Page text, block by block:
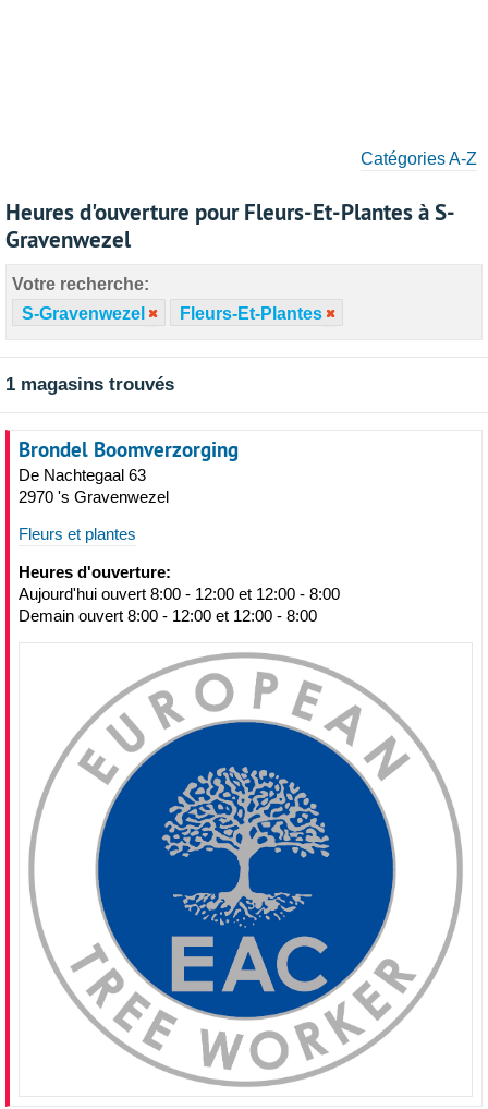
Catégories A-Z
Heures d'ouverture pour Fleurs-Et-Plantes à S-
Gravenwezel
Votre recherche:
S-Gravenwezel
Fleurs-Et-Plantes
1 magasins trouvés
Brondel Boomverzorging
De Nachtegaal 63
2970 's Gravenwezel
Fleurs et plantes
Heures d'ouverture:
Aujourd'hui ouvert 8:00 - 12:00 et 12:00 - 8:00
Demain ouvert 8:00 - 12:00 et 12:00 - 8:00